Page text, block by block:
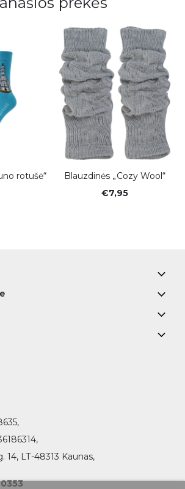
rotušė“
Blauzdinės „Cozy Wool“
€7,95
14, LT-48313 Kaunas,